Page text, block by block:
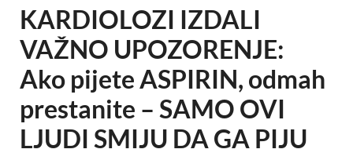
KARDIOLOZI IZDALI
VAŽNO UPOZORENJE:
Ako pijete ASPIRIN, odmah
prestanite – SAMO OVI
LJUDI SMIJU DA GA PIJU